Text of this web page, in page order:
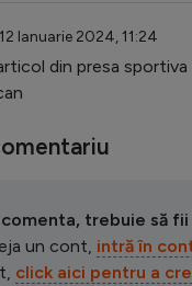
Ianuarie 2024, 11:24
din presa sportiva
comenta, trebuie să
un cont, intră în
click aici pentru a